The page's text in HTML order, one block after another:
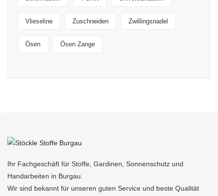
Vlieseline Zuschneiden Zwillingsnadel
Ösen Ösen Zange
Ihr Fachgeschäft für Stoffe, Gardinen, Sonnenschutz und
Handarbeiten in Burgau.
Wir sind bekannt für unseren guten Service und beste Qualität